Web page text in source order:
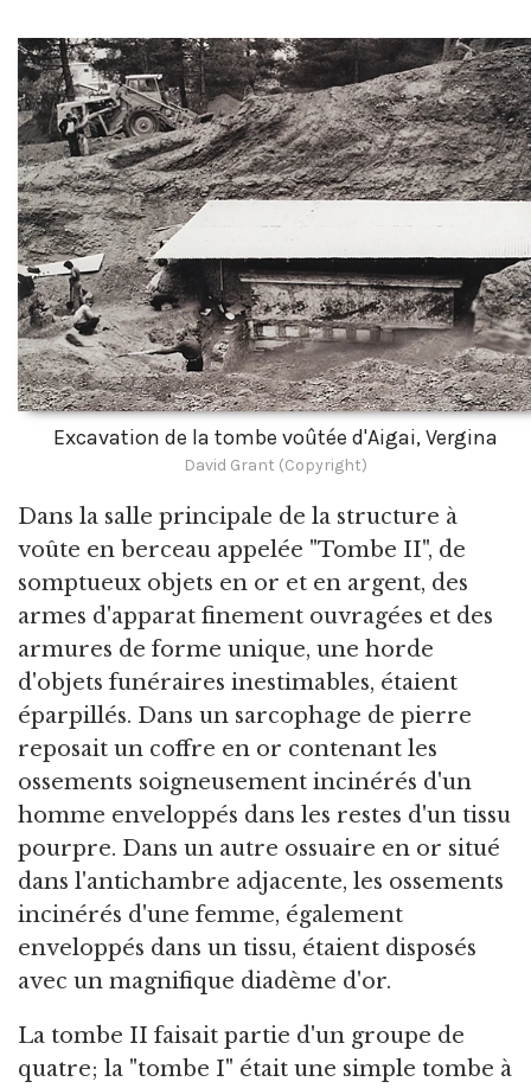
Excavation de la tombe voûtée d'Aigai, Vergina
David Grant (Copyright)
Dans la salle principale de la structure à
voûte en berceau appelée "Tombe II", de
somptueux objets en or et en argent, des
armes d'apparat finement ouvragées et des
armures de forme unique, une horde
d'objets funéraires inestimables, étaient
éparpillés. Dans un sarcophage de pierre
reposait un coffre en or contenant les
ossements soigneusement incinérés d'un
homme enveloppés dans les restes d'un tissu
pourpre. Dans un autre ossuaire en or situé
dans l'antichambre adjacente, les ossements
incinérés d'une femme, également
enveloppés dans un tissu, étaient disposés
avec un magnifique diadème d'or.
La tombe II faisait partie d'un groupe de
quatre; la "tombe I" était une simple tombe à